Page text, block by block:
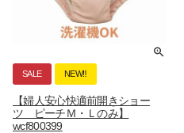
SALE NEW‼
【婦人安心快適前開きショー
ツ ピーチＭ・Ｌのみ】
wcf800399